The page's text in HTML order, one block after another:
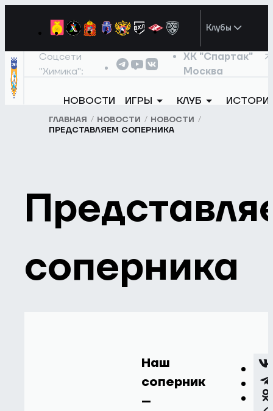
Клубы
Соцсети
"Химика":
ХК "Спартак"
Москва
НОВОСТИ ИГРЫ КЛУБ
ГЛАВНАЯ НОВОСТИ
НОВОСТИ
ПРЕДСТАВЛЯЕМ СОПЕРНИКА
соперника
Наш
соперник
–